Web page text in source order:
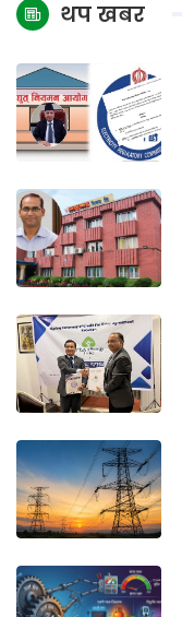
थप खबर